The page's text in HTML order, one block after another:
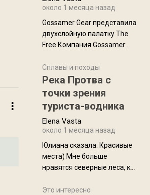
около 1 месяца назад
Gossamer Gear представила
двухслойную палатку The
Free Компания Gossamer
туристическую палатку The
Free, которая стала первой
ультралегкой моделью в
ассортименте
производителя. Новинка
получила двухслойную
конструкцию с отдельным
внешним тентом и сетчатой
внутренней палаткой, а ее
комплектации составляет
Сплавы и походы
Река Протва с
точки зрения
туриста-водника
Elena Vasta
около 1 месяца назад
Юлиана сказалa: Красивые
места) Мне больше
нравятся северные леса, как
южной тайги
Это интересно